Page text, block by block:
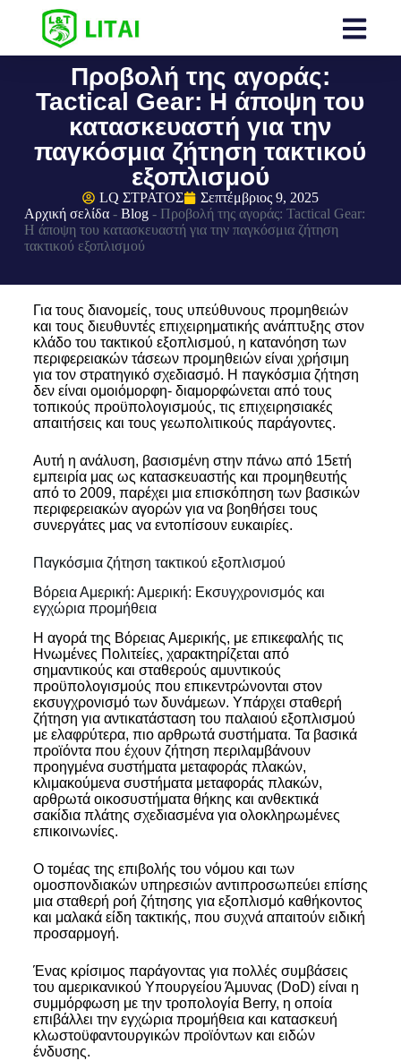
Προβολή της αγοράς:
Tactical Gear: Η άποψη του
κατασκευαστή για την
παγκόσμια ζήτηση τακτικού
εξοπλισμού
LQ ΣΤΡΑΤΟΣ
Σεπτέμβριος 9, 2025
Αρχική σελίδα- Blog- Προβολή της αγοράς: Tactical Gear:
Η άποψη του κατασκευαστή για την παγκόσμια ζήτηση
τακτικού εξοπλισμού
Για τους διανομείς, τους υπεύθυνους προμηθειών
και τους διευθυντές επιχειρηματικής ανάπτυξης στον
κλάδο του τακτικού εξοπλισμού, η κατανόηση των
περιφερειακών τάσεων προμηθειών είναι χρήσιμη
για τον στρατηγικό σχεδιασμό. Η παγκόσμια ζήτηση
δεν είναι ομοιόμορφη- διαμορφώνεται από τους
τοπικούς προϋπολογισμούς, τις επιχειρησιακές
απαιτήσεις και τους γεωπολιτικούς παράγοντες.
Αυτή η ανάλυση, βασισμένη στην πάνω από 15ετή
εμπειρία μας ως κατασκευαστής και προμηθευτής
από το 2009, παρέχει μια επισκόπηση των βασικών
περιφερειακών αγορών για να βοηθήσει τους
συνεργάτες μας να εντοπίσουν ευκαιρίες.
Παγκόσμια ζήτηση τακτικού εξοπλισμού
Βόρεια Αμερική: Αμερική: Εκσυγχρονισμός και
εγχώρια προμήθεια
Η αγορά της Βόρειας Αμερικής, με επικεφαλής τις
Ηνωμένες Πολιτείες, χαρακτηρίζεται από
σημαντικούς και σταθερούς αμυντικούς
προϋπολογισμούς που επικεντρώνονται στον
εκσυγχρονισμό των δυνάμεων. Υπάρχει σταθερή
ζήτηση για αντικατάσταση του παλαιού εξοπλισμού
με ελαφρύτερα, πιο αρθρωτά συστήματα. Τα βασικά
προϊόντα που έχουν ζήτηση περιλαμβάνουν
προηγμένα συστήματα μεταφοράς πλακών,
κλιμακούμενα συστήματα μεταφοράς πλακών,
αρθρωτά οικοσυστήματα θήκης και ανθεκτικά
σακίδια πλάτης σχεδιασμένα για ολοκληρωμένες
επικοινωνίες.
Ο τομέας της επιβολής του νόμου και των
ομοσπονδιακών υπηρεσιών αντιπροσωπεύει επίσης
μια σταθερή ροή ζήτησης για εξοπλισμό καθήκοντος
και μαλακά είδη τακτικής, που συχνά απαιτούν ειδική
προσαρμογή.
Ένας κρίσιμος παράγοντας για πολλές συμβάσεις
του αμερικανικού Υπουργείου Άμυνας (DoD) είναι η
συμμόρφωση με την τροπολογία Berry, η οποία
επιβάλλει την εγχώρια προμήθεια και κατασκευή
κλωστοϋφαντουργικών προϊόντων και ειδών
ένδυσης.